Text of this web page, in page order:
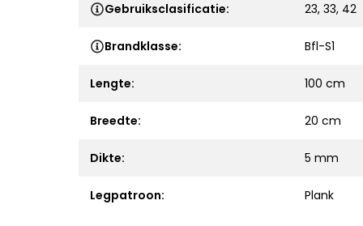
Gebruiksclasificatie: 23, 33, 42
Brandklasse: Bfl-S1
Lengte: 100 cm
Breedte: 20 cm
Dikte: 5 mm
Legpatroon: Plank